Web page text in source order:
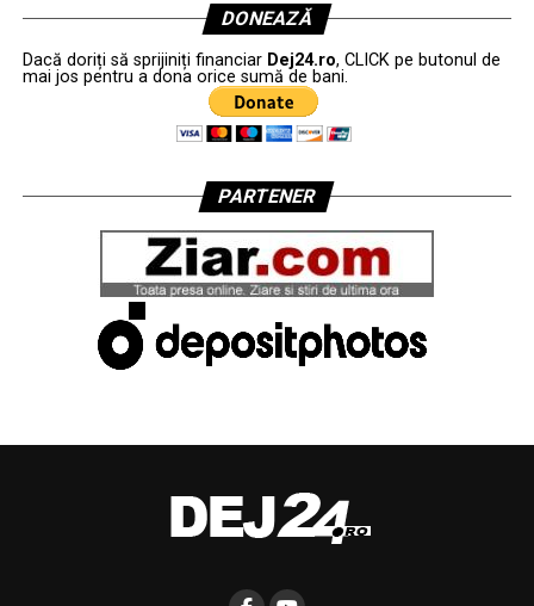
DONEAZĂ
Dacă doriți să sprijiniți financiar Dej24.ro, CLICK pe butonul de
mai jos pentru a dona orice sumă de bani.
PARTENER